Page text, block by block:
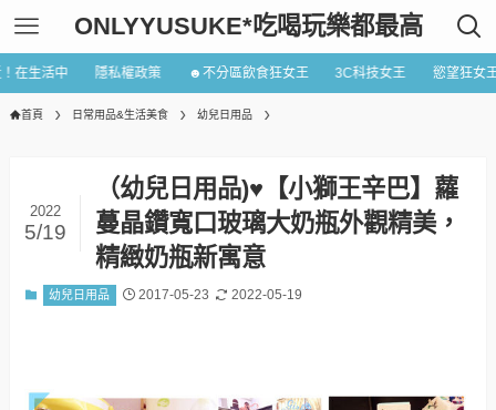
ONLYYUSUKE*吃喝玩樂都最高
在生活中 隱私權政策 ☻不分區飲食狂女王 3C科技女王 慾望狂女
首頁 日常用品&生活美食 幼兒日用品
（幼兒日用品)♥【小獅王辛巴】蘿
蔓晶鑽寬口玻璃大奶瓶外觀精美，
精緻奶瓶新寓意
2022
5/19
幼兒日用品 2017-05-23 2022-05-19